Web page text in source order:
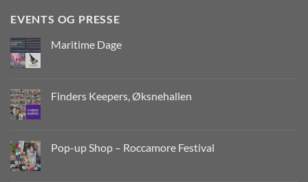
EVENTS OG PRESSE
Maritime Dage
Finders Keepers, Øksnehallen
Pop-up Shop – Roccamore Festival